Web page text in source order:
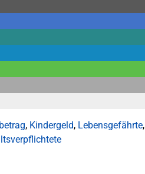
, Kindergeld, Lebensgefährte,